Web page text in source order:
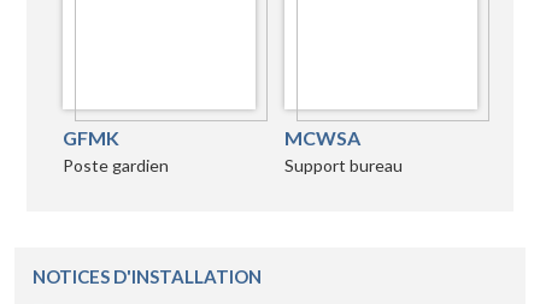
GFMK
Poste gardien
MCWSA
Support bureau
NOTICES D'INSTALLATION